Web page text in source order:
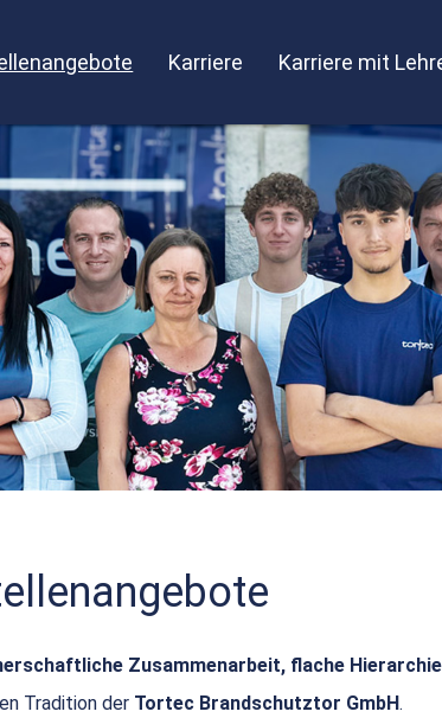
Karriere Karriere mit
Zusammenarbeit, flache
Tradition der Tortec Brandschutztor GmbH.